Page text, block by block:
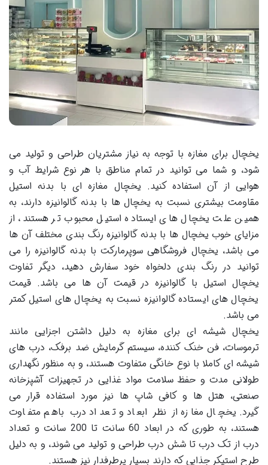
یخچال برای مغازه با توجه به نیاز مشتریان طراحی و تولید می
شود، و شما می توانید در تمام مناطق با هر نوع شرایط آب و
هوایی از آن استفاده کنید. یخچال مغازه ای با بدنه استیل
مقاومت بیشتری نسبت به یخچال ها با بدنه گالوانیزه دارند، به
همین علت یخچال های ایستاده استیل محبوب تر هستند، از
مزایای خوب یخچال ها با بدنه گالوانیزه رنگ بندی مختلف آن ها
می باشد، یخچال فروشگاهی سوپرمارکت با بدنه گالوانیزه را می
توانید در رنگ بندی دلخواه خود سفارش دهید، دیگر تفاوت
یخچال استیل با گالوانیزه در قیمت آن ها می باشد. قیمت
یخچال های ایستاده گالوانیزه نسبت به یخچال های استیل کمتر
می باشد.
یخچال شیشه ای برای مغازه به دلیل داشتن اجزایی مانند
ترموسات، فن خنک کننده، سیستم گرمایش ضد برفک، درب های
شیشه ای کاملا با نوع خانگی متفاوت هستند، و به منظور نگهداری
طولانی مدت و حفظ سلامت مواد غذایی در تجهیزات آشپزخانه
صنعتی، هتل ها و کافی شاپ ها نیز مورد استفاده قرار می
گیرد. یخچال مغازه از نظر ابعاد و تعداد درب باهم متفاوت
هستند، به طوری که در ابعاد 60 سانت تا 200 سانت و تعداد
درب از تک درب تا شش درب طراحی و تولید می شوند، و به دلیل
طرح استیکر جذابی که دارند بسیار پرطرفدار نیز هستند.